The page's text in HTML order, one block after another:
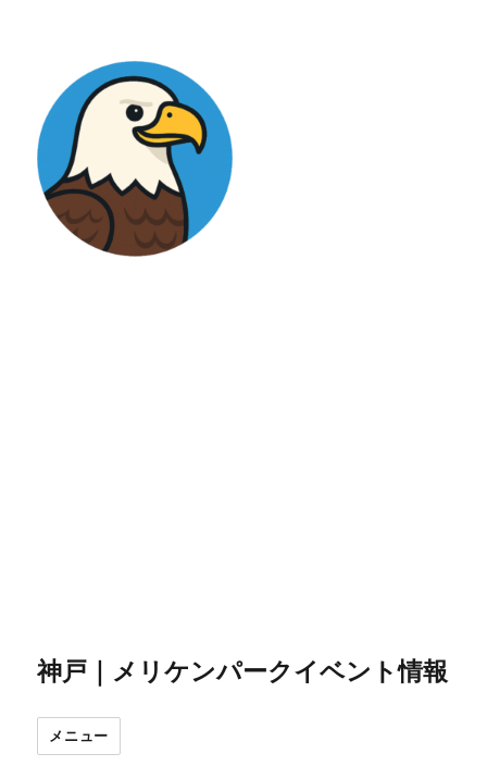
神戸｜メリケンパークイベント情報
メニュー